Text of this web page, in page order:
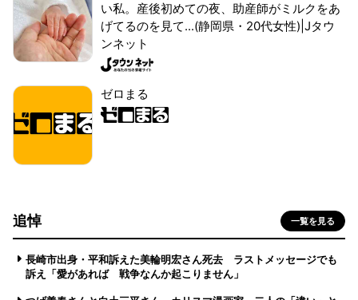
い私。産後初めての夜、助産師がミルクをあ
げてるのを見て...(静岡県・20代女性)|Jタウ
ンネット
ゼロまる
追悼 一覧を見る
長崎市出身・平和訴えた美輪明宏さん死去 ラストメッセージでも
訴え「愛があれば 戦争なんか起こりません」